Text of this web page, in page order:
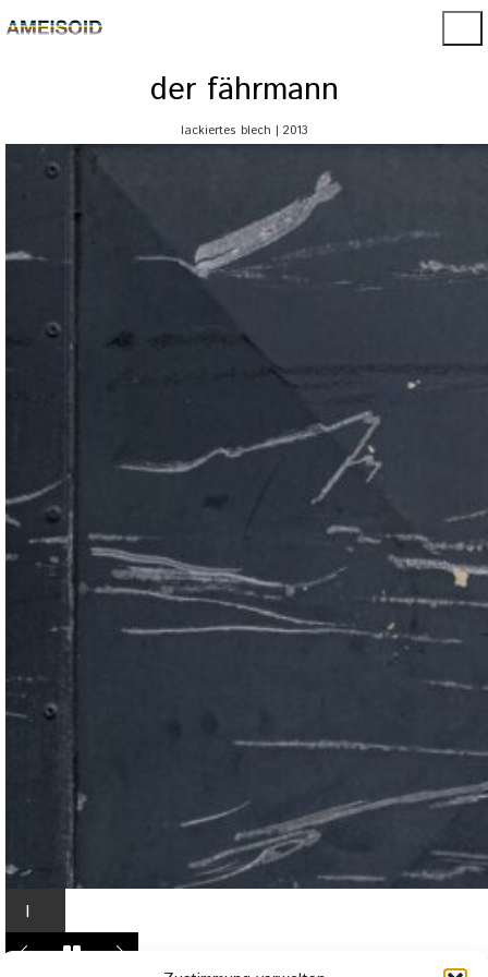
der fährmann
lackiertes blech | 2013
I
n